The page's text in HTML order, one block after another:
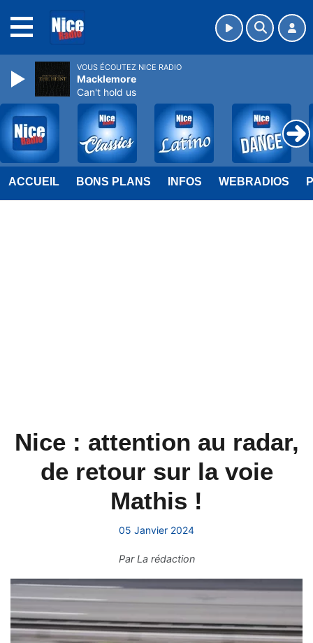
ACCUEIL BONS PLANS INFOS WEBRADIOS
Nice : attention au radar,
de retour sur la voie
Mathis !
05 Janvier 2024
ParLa rédaction
VOUS ÉCOUTEZ NICE RADIO
Macklemore
Can't hold us